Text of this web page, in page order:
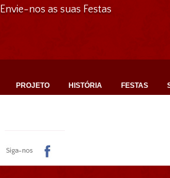
Envie-nos as suas Festas
PROJETO HISTÓRIA FESTAS